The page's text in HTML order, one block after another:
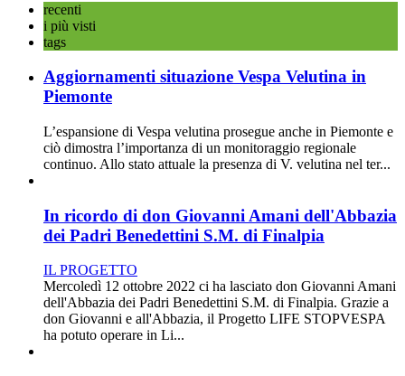
recenti
i più visti
tags
Aggiornamenti situazione Vespa Velutina in
Piemonte
L’espansione di Vespa velutina prosegue anche in Piemonte e
ciò dimostra l’importanza di un monitoraggio regionale
continuo. Allo stato attuale la presenza di V. velutina nel ter...
In ricordo di don Giovanni Amani dell'Abbazia
dei Padri Benedettini S.M. di Finalpia
IL PROGETTO
Mercoledì 12 ottobre 2022 ci ha lasciato don Giovanni Amani
dell'Abbazia dei Padri Benedettini S.M. di Finalpia. Grazie a
don Giovanni e all'Abbazia, il Progetto LIFE STOPVESPA
ha potuto operare in Li...